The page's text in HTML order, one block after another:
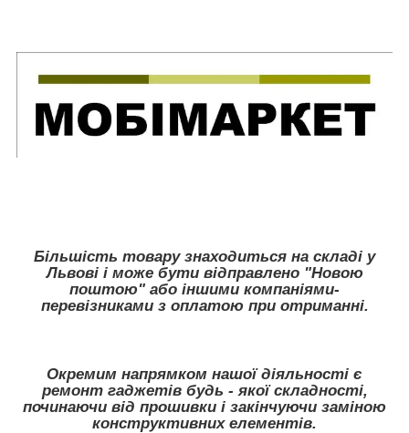
Більшість товару знаходиться на складі у
Львові і може бути відправлено "Новою
поштою" або іншими компаніями-
перевізниками з оплатою при отриманні.
Окремим напрямком нашої діяльності є
ремонт гаджетів будь - якої складності,
починаючи від прошивки і закінчуючи заміною
конструктивних елементів.